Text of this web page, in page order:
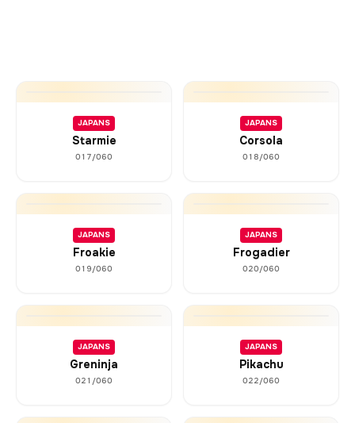
JAPANS
Starmie
017/060
JAPANS
Corsola
018/060
JAPANS
Froakie
019/060
JAPANS
Frogadier
020/060
JAPANS
Greninja
021/060
JAPANS
Pikachu
022/060